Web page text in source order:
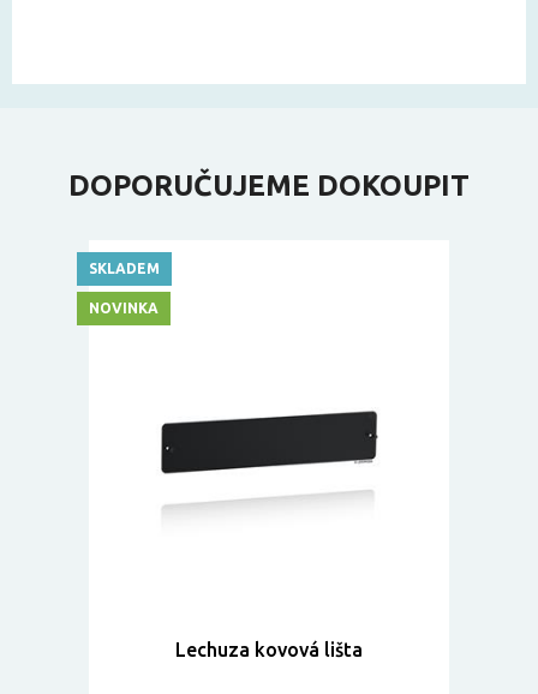
DOPORUČUJEME DOKOUPIT
Lechuza kovová lišta
SKLADEM
NOVINKA